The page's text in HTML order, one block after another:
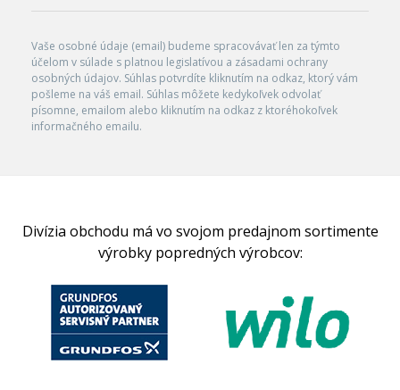
Vaše osobné údaje (email) budeme spracovávať len za týmto
účelom v súlade s platnou legislatívou a zásadami ochrany
osobných údajov. Súhlas potvrdíte kliknutím na odkaz, ktorý vám
pošleme na váš email. Súhlas môžete kedykoľvek odvolať
písomne, emailom alebo kliknutím na odkaz z ktoréhokoľvek
informačného emailu.
Divízia obchodu má vo svojom predajnom sortimente
výrobky popredných výrobcov: